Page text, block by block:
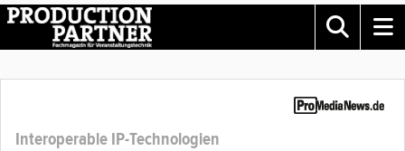
Interoperable IP-Technologien